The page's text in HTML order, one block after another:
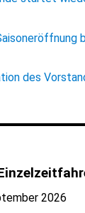
des
2026